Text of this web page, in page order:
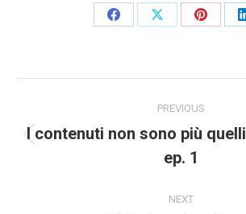
Share
Share
Share
navigation
PREVIOUS
Previous
post:
I contenuti non sono più
ep. 1
NEXT